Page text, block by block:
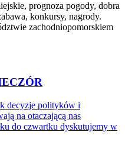
prognoza pogody, dobra
konkursy, nagrody.
zachodniopomorskiem
decyzje polityków i
na otaczającą nas
do czwartku dyskutujemy w